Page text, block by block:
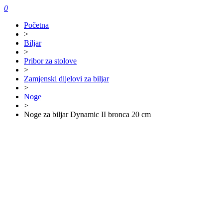
0
Početna
>
Biljar
>
Pribor za stolove
>
Zamjenski dijelovi za biljar
>
Noge
>
Noge za biljar Dynamic II bronca 20 cm